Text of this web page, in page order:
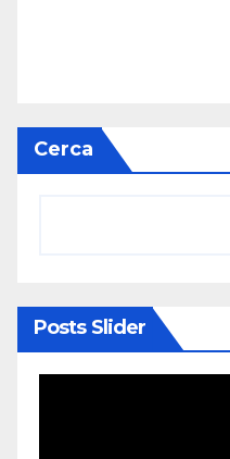
Cerca
Posts Slider